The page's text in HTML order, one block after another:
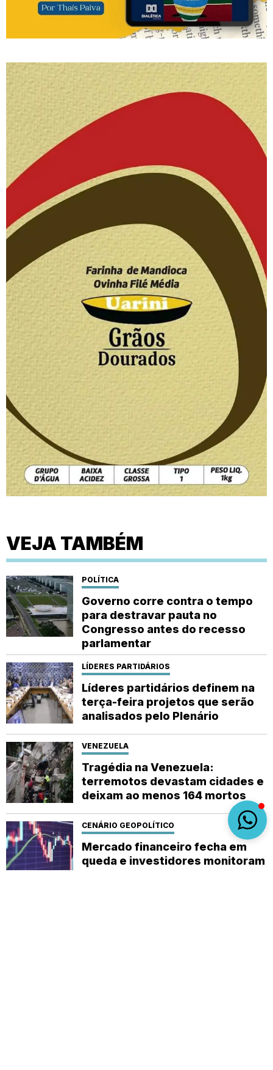
VEJA TAMBÉM
POLÍTICA
Governo corre contra o tempo
para destravar pauta no
Congresso antes do recesso
parlamentar
LÍDERES PARTIDÁRIOS
Líderes partidários definem na
terça-feira projetos que serão
analisados pelo Plenário
VENEZUELA
Tragédia na Venezuela:
terremotos devastam cidades e
deixam ao menos 164 mortos
CENÁRIO GEOPOLÍTICO
Mercado financeiro fecha em
queda e investidores monitoram